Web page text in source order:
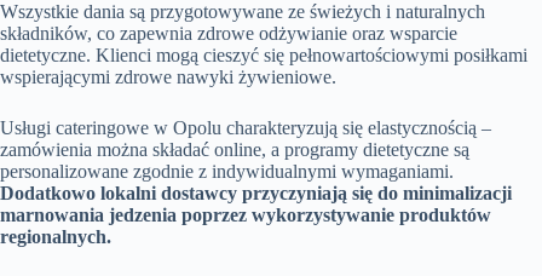
Wszystkie dania są przygotowywane ze świeżych i naturalnych
składników, co zapewnia zdrowe odżywianie oraz wsparcie
dietetyczne. Klienci mogą cieszyć się pełnowartościowymi posiłkami
wspierającymi zdrowe nawyki żywieniowe.
Usługi cateringowe w Opolu charakteryzują się elastycznością –
zamówienia można składać online, a programy dietetyczne są
personalizowane zgodnie z indywidualnymi wymaganiami.
Dodatkowo lokalni dostawcy przyczyniają się do minimalizacji
marnowania jedzenia poprzez wykorzystywanie produktów
regionalnych.